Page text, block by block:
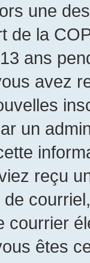
une
de la
ans
avez
un
reçu
courrier
êtes